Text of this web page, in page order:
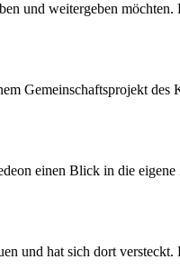
und weitergeben
Gemeinschaftsprojekt
einen Blick in die
und hat sich dort